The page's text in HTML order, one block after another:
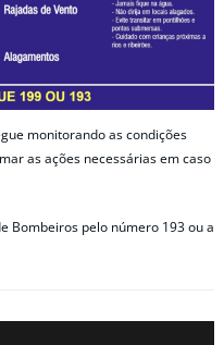
monitorando as condições
as ações necessárias em caso
Bombeiros pelo número 193 ou a